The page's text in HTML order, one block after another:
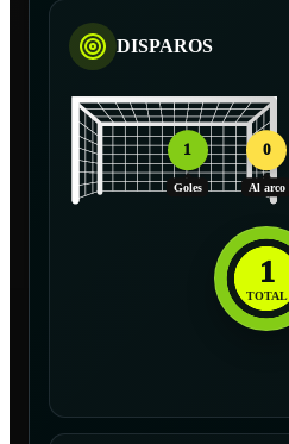
DISPAROS
1
Goles
0
Al arco
1
TOTAL